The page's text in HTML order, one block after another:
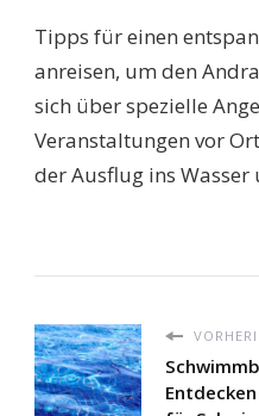
Tipps für einen
anreisen, um den
sich über spezielle
Veranstaltungen vor
der Ausflug ins Wasser